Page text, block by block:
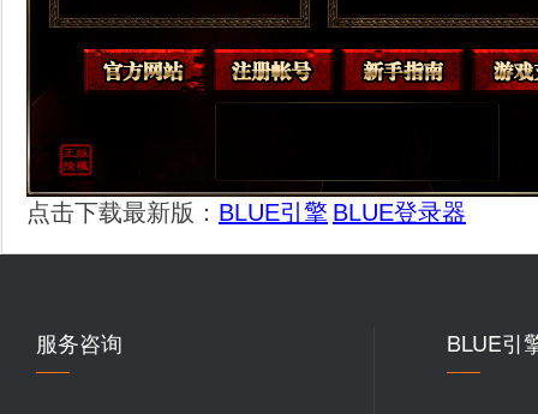
点击下载最新版： BLUE引擎 BLUE登录器
服务咨询 BLUE引